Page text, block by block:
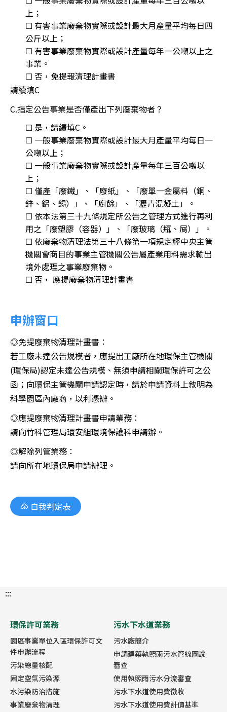
上；
☐ 有害事業廢棄物實際或設計最大月產量平均每日四
公斤以上；
☐ 有害事業廢棄物實際或設計產量每年一公噸以上之
事業。
☐ 否，免提報清理計畫書
請續填C
C.指定公告事業是否僅產出下列廢棄物者？
☐ 是，請續填C。
☐ 一般事業廢棄物實際或設計最大月產量平均每日一
公噸以上；
☐ 一般事業廢棄物實際或設計產量每年三百公噸以
上；
☐ 僅產「廢鐵」、「廢紙」、「廢單一金屬料（銅、
鋅、鋁、錫）」、「廚餘」、「瀝青混凝土」。
☐ 依本法第三十九條規定所公告之管理方式進行再利
用之「廢塑膠（容器）」、「廢玻璃（瓶、屑）」。
☐ 依廢棄物清理法第三十八條第一項規定經中央主管
機關會商目的事業主管機關公告屬產業用料需求輸出
境外處理之事業廢棄物。
☐ 否， 應提廢棄物清理計畫書
申辦窗口
◎免提廢棄物清理計畫書：
若工廠未達公告規模者，應提出工廠所在地環保主管機關
(環保局)認定未達公告規模、無須申請相關環保許可之公
函；向環保主管機關申請認定時，請於申請資料上敘明為
科學園區內廠商，以利憑辦。
◎應提廢棄物清理計畫書申請業務：
請向竹科管理局環安組環境保護科申請辦。
◎解除列管業務：
請向所在地環保局申請辦理。
自我判定表
:::
環保許可業務
園區事業單位入區環保許可文
件申辦流程
污染總量核配
固定空氣污染源
水污染防治措施
事業廢棄物清理
污水下水道業務
污水廠簡介
申請建築執照雨污水管線圖說
審查
使用執照雨污水分流審查
污水下水道使用費徵收
污水下水道使用費計價基準